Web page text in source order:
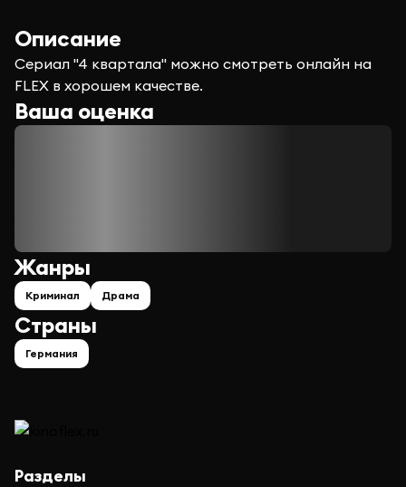
Описание
Сериал "4 квартала" можно смотреть онлайн на
FLEX в хорошем качестве.
Ваша оценка
Страны
Германия
Жанры
Криминал Драма
Разделы